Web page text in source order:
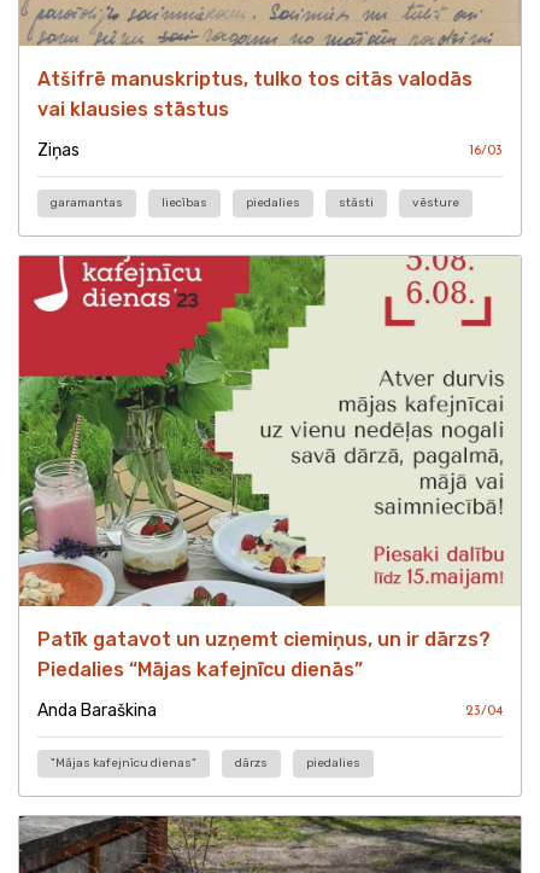
Atšifrē manuskriptus, tulko tos citās valodās
vai klausies stāstus
Ziņas 16/03
garamantas liecības piedalies stāsti vēsture
Patīk gatavot un uzņemt ciemiņus, un ir dārzs?
Piedalies “Mājas kafejnīcu dienās”
Anda Baraškina 23/04
"Mājas kafejnīcu dienas" dārzs piedalies